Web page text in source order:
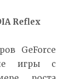
Reflex
GeForce
игры с